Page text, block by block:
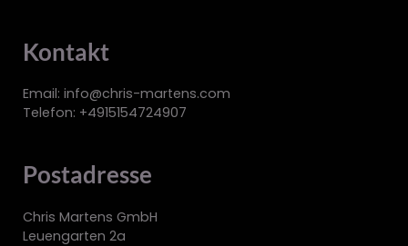
Kontakt
Email: info@chris-martens.com
Telefon: +4915154724907
Postadresse
Chris Martens GmbH
Leuengarten 2a